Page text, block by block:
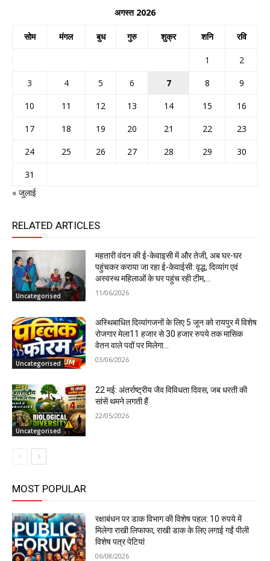
अगस्त 2026
सोम मंगल बुध गुरु शुक्र शनि रवि
1
2
3
4 5 6 7 8
9
10
11 12 13 14 15
16
17
18 19 20 21 22
23
24
25 26 27 28 29
30
31
« जुलाई
RELATED ARTICLES
Uncategorised
महतारी वंदन की ई-केवाइसी में और तेजी, अब घर-घर
पहुंचकर कराया जा रहा ई-केवाईसी: वृद्ध, दिव्यांग एवं
अस्वस्थ महिलाओं के घर पहुंच रही टीम,...
11/06/2026
Uncategorised
अस्थिबाधित दिव्यांगजनों के लिए 5 जून को रायपुर में विशेष
रोजगार मेला11 हजार से 30 हजार रुपये तक मासिक
वेतन वाले पदों पर मिलेगा...
03/06/2026
Uncategorised
22 मई: अंतर्राष्ट्रीय जैव विविधता दिवस, जब धरती की
सांसें थमने लगती हैं
22/05/2026
MOST POPULAR
रक्षाबंधन पर डाक विभाग की विशेष पहल: 10 रुपये में
मिलेगा राखी लिफाफा, राखी डाक के लिए लगाई गईं पीली
विशेष पत्र पेटियां
06/08/2026